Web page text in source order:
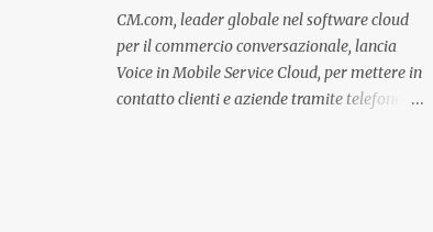
indirizzi, recapiti, recensione (che verrà
corretta, migliorata e modificata
all’occorrenza da redattori specializzati),
immagini dei prodotti e fino a un massimo
CM.com, leader globale nel software cloud
per il commercio conversazionale, lancia
Voice in Mobile Service Cloud, per mettere in
contatto clienti e aziende tramite telefono e